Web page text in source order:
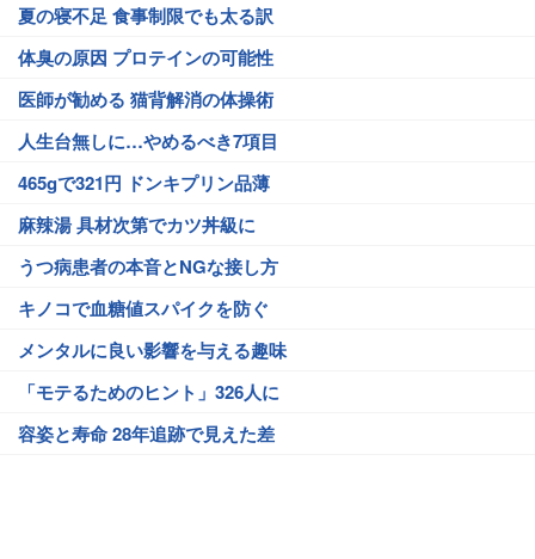
夏の寝不足 食事制限でも太る訳
体臭の原因 プロテインの可能性
医師が勧める 猫背解消の体操術
人生台無しに…やめるべき7項目
465gで321円 ドンキプリン品薄
麻辣湯 具材次第でカツ丼級に
うつ病患者の本音とNGな接し方
キノコで血糖値スパイクを防ぐ
メンタルに良い影響を与える趣味
「モテるためのヒント」326人に
容姿と寿命 28年追跡で見えた差